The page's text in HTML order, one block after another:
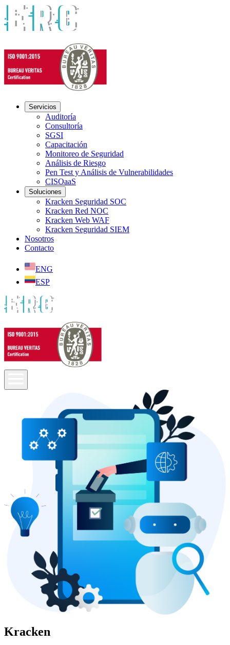
Servicios
Auditoría
Consultoría
SGSI
Capacitación
Monitoreo de Seguridad
Análisis de Riesgo
Pen Test y Análisis de Vulnerabilidades
CISOaaS
Soluciones
Kracken Seguridad SOC
Kracken Red NOC
Kracken Web WAF
Kracken Seguridad SIEM
Nosotros
Contacto
ENG
ESP
Kracken